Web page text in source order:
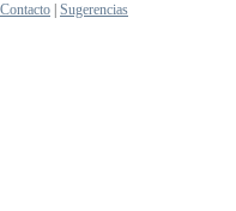
Contacto Sugerencias